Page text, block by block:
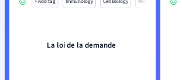
La loi de la demande